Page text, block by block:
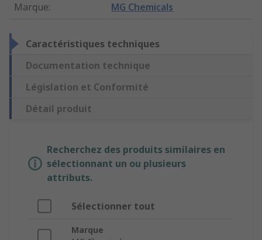
Marque: MG Chemicals
Caractéristiques techniques
Documentation technique
Législation et Conformité
Détail produit
Recherchez des produits similaires en
sélectionnant un ou plusieurs
attributs.
Sélectionner tout
Marque